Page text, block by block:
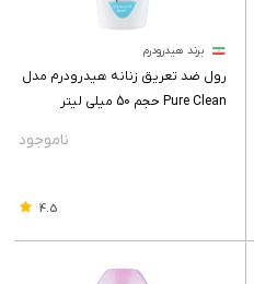
برند هیدرودرم
رول ضد تعریق زنانه هیدرودرم مدل
Pure Clean حجم 50 میلی لیتر
4.5